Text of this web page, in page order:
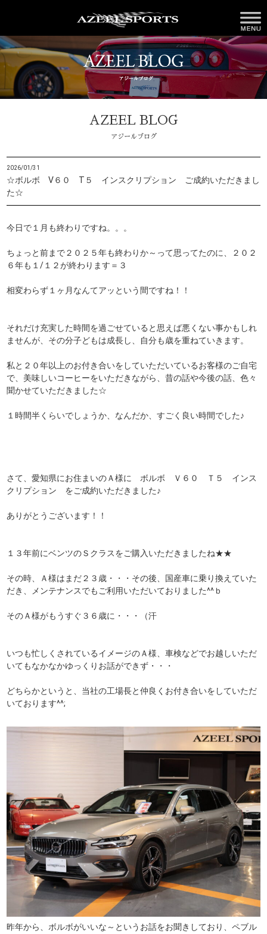
AZEEL BLOG
アジールブログ
2026/01/31
☆ボルボ V６０ T５ インスクリプション ご成約いただきまし
た☆
今日で１月も終わりですね。。。
ちょっと前まで２０２５年も終わりか～って思ってたのに、２０２
６年も１/１２が終わります＝３
相変わらず１ヶ月なんてアッという間ですね！！
それだけ充実した時間を過ごせていると思えば悪くない事かもしれ
ませんが、その分子どもは成長し、自分も歳を重ねていきます。
私と２０年以上のお付き合いをしていただいているお客様のご自宅
で、美味しいコーヒーをいただきながら、昔の話や今後の話、色々
聞かせていただきました☆
１時間半くらいでしょうか、なんだか、すごく良い時間でした♪
さて、愛知県にお住まいのＡ様に ボルボ Ｖ６０ Ｔ５ インス
クリプション をご成約いただきました♪
ありがとうございます！！
１３年前にベンツのＳクラスをご購入いただきましたね★★
その時、Ａ様はまだ２３歳・・・その後、国産車に乗り換えていた
だき、メンテナンスでもご利用いただいておりました^^ｂ
そのＡ様がもうすぐ３６歳に・・・（汗
いつも忙しくされているイメージのＡ様、車検などでお越しいただ
いてもなかなかゆっくりお話ができず・・・
どちらかというと、当社の工場長と仲良くお付き合いをしていただ
いております^^;
昨年から、ボルボがいいな～というお話をお聞きしており、ペブル